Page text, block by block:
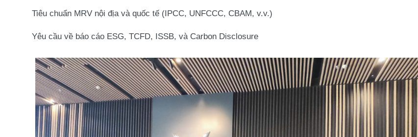
Tiêu chuẩn MRV nội địa và quốc tế (IPCC, UNFCCC, CBAM, v.v.)
Yêu cầu về báo cáo ESG, TCFD, ISSB, và Carbon Disclosure